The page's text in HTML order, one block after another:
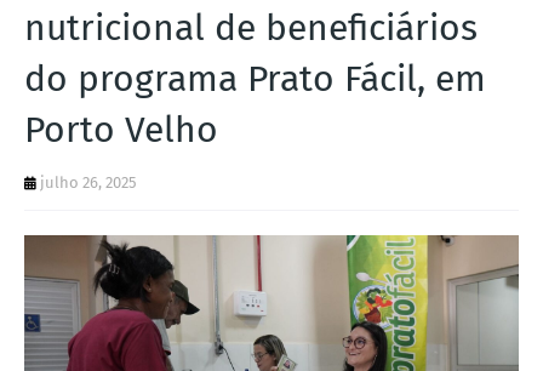
nutricional de beneficiários
do programa Prato Fácil, em
Porto Velho
julho 26, 2025